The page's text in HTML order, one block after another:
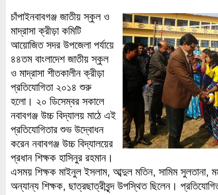
চাঁপাইনবাবগঞ্জ জাতীয় স্কুল ও
মাদ্রাসা ক্রীড়া কমিটি
আয়োজিত সদর উপজেলা পর্যায়ে
৪৪তম বাংলাদেশ জাতীয় স্কুল
ও মাদ্রাসা শীতকালীন ক্রীড়া
প্রতিযোগিতা ২০১৪ শুরু
হলো। ২০ ডিসেম্বর সকালে
নবাবগঞ্জ উচ্চ বিদ্যালয় মাঠে এই
প্রতিযোগিতার শুভ উদ্বোধন
করেন নবাবগঞ্জ উচ্চ বিদ্যালয়ের
প্রধান শিক্ষক হাসিনুর রহমান।
এসময় শিক্ষক মাইনুল ইসলাম, আব্দুল মতিন, সামিম সুলতানা,
অন্যান্য শিক্ষক, ছাত্রছাত্রীবৃন্দ উপস্থিত ছিলেন।